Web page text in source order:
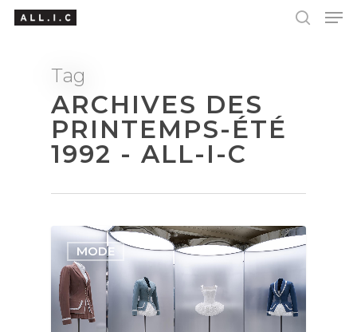
Hit enter to search or ESC to close
Tag
ARCHIVES DES
PRINTEMPS-ÉTÉ
1992 - ALL-I-C
MODE